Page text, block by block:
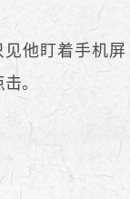
他盯着手机屏
。